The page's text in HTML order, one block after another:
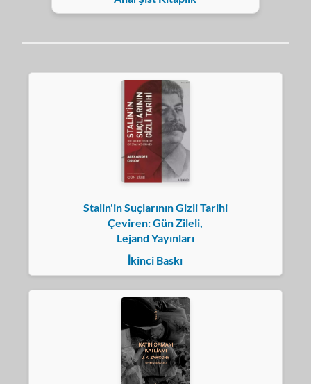
Stalin'in Suçlarının Gizli Tarihi
Çeviren: Gün Zileli,
Lejand Yayınları
İkinci Baskı